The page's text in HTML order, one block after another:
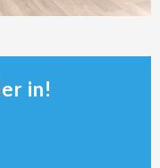
in!